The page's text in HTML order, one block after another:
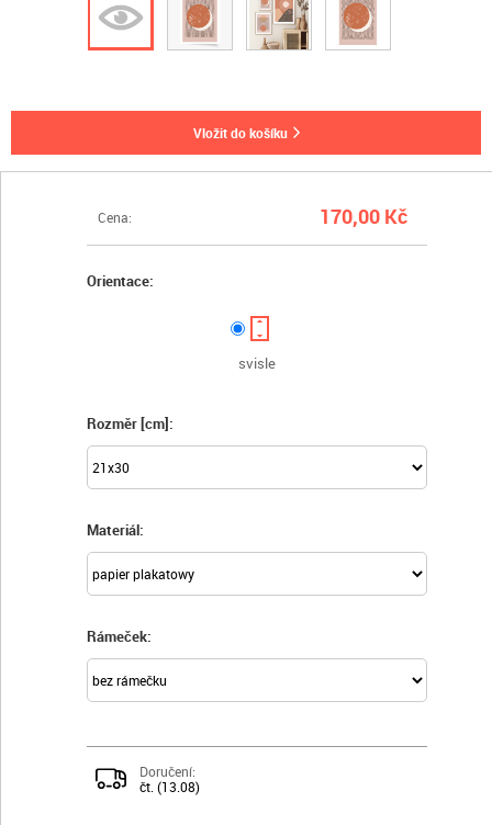
Cena: 170,00 Kč
Orientace:
svisle
Rozměr [cm]:
Materiál:
Rámeček:
Doručení:
čt. (13.08)
vložit do košíku